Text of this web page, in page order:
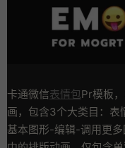
卡通微信表情包Pr模板
画，包含3个大类目：
基本图形-编辑-调用更